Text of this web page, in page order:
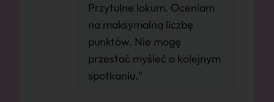
Przytulne lokum. Oceniam
na maksymalną liczbę
punktów. Nie mogę
przestać myśleć o kolejnym
spotkaniu."